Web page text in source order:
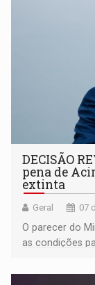
DECISÃO
pena de
extinta
Geral 07
O parecer do
as condições